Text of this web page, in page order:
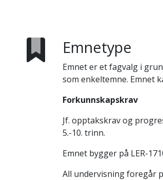
Emnetype
Emnet er et fagvalg i
som enkeltemne. Emnet
Forkunnskapskrav
Jf. opptakskrav og
5.-10. trinn.
Emnet bygger på LER-
All undervisning foregår